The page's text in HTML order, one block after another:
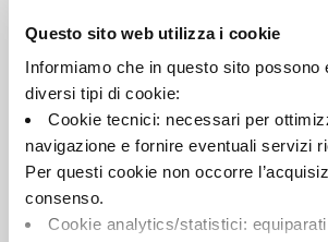
Questo sito web utilizza i cookie
Informiamo che in questo sito possono
diversi tipi di cookie:
Cookie tecnici: necessari per
navigazione e fornire eventuali servizi
Per questi cookie non occorre
consenso.
Cookie analytics/statistici:
WHY CHOOSE
BLANCO